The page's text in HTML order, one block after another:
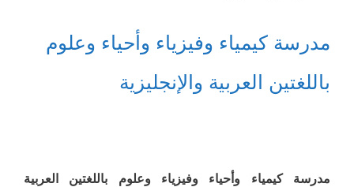
مدرسة كيمياء وفيزياء وأحياء وعلوم
باللغتين العربية والإنجليزية
مدرسة كيمياء وأحياء وفيزياء وعلوم باللغتين العربية